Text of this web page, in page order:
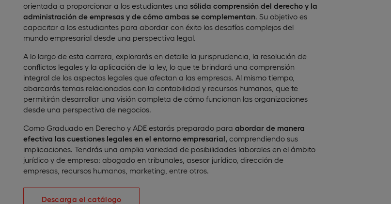
orientada a proporcionar a los estudiantes una sólida comprensión del derecho y la
administración de empresas y de cómo ambas se complementan. Su objetivo es
capacitar a los estudiantes para abordar con éxito los desafíos complejos del
mundo empresarial desde una perspectiva legal.
A lo largo de esta carrera, explorarás en detalle la jurisprudencia, la resolución de
conflictos legales y la aplicación de la ley, lo que te brindará una comprensión
integral de los aspectos legales que afectan a las empresas. Al mismo tiempo,
abarcarás temas relacionados con la contabilidad y recursos humanos, que te
permitirán desarrollar una visión completa de cómo funcionan las organizaciones
desde una perspectiva de negocios.
Como Graduado en Derecho y ADE estarás preparado para abordar de manera
efectiva las cuestiones legales en el entorno empresarial, comprendiendo sus
implicaciones. Tendrás una amplia variedad de posibilidades laborales en el ámbito
jurídico y de empresa: abogado en tribunales, asesor jurídico, dirección de
empresas, recursos humanos, marketing, entre otros.
Descarga el catálogo